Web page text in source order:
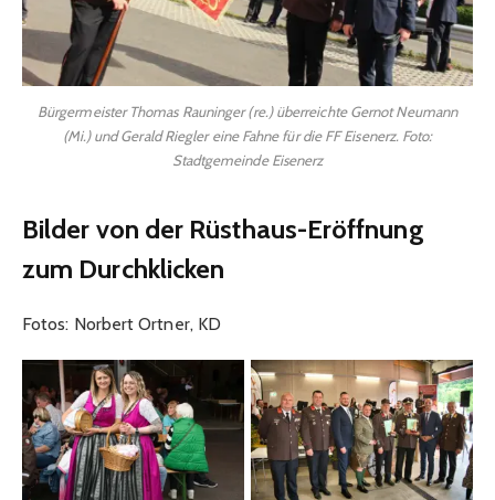
Bürgermeister Thomas Rauninger (re.) überreichte Gernot Neumann
(Mi.) und Gerald Riegler eine Fahne für die FF Eisenerz. Foto:
Stadtgemeinde Eisenerz
Bilder von der Rüsthaus-Eröffnung
zum Durchklicken
Fotos: Norbert Ortner, KD